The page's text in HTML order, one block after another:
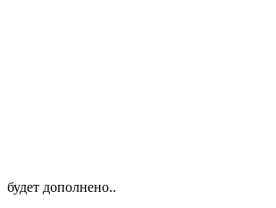
будет дополнено..